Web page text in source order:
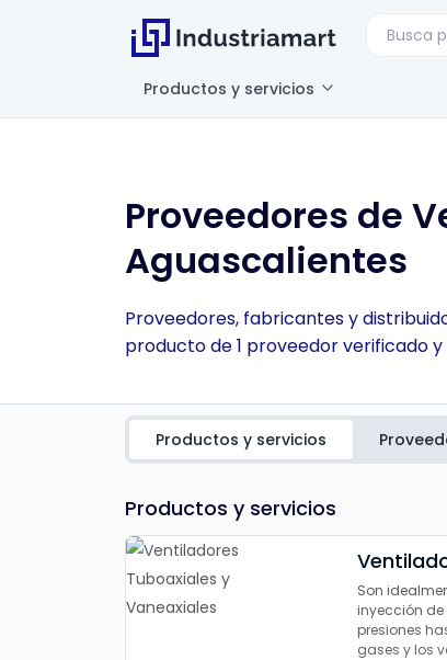
Productos y servicios
Proveedores de
Aguascalientes
Proveedores, fabricantes y
producto de 1 proveedor verificado
Productos y servicios
Productos y servicios
Son
inyección
presiones
gases y los